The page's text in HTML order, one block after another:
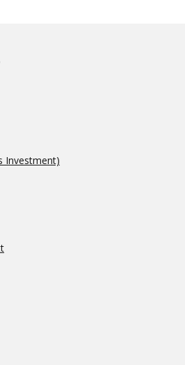
Investment)